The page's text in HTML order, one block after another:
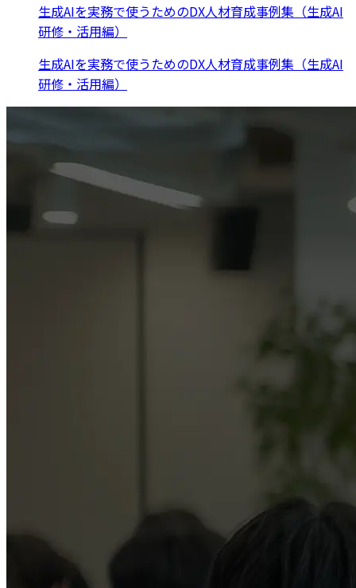
生成AIを実務で使うためのDX人材育成事例集（生成AI
研修・活用編）
生成AIを実務で使うためのDX人材育成事例集（生成AI
研修・活用編）